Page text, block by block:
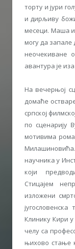
торту и јури
и дирљиву
месеци. Маша
могу да запале
неочекиване
авантура је
На вечерњој
домаће
српској
по сценарију
мотивима
Милашиновића.
научника у
који
Стицајем
изложени
Клинику Кири
челу са
њихово стање